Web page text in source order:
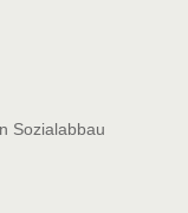
Sozialabbau